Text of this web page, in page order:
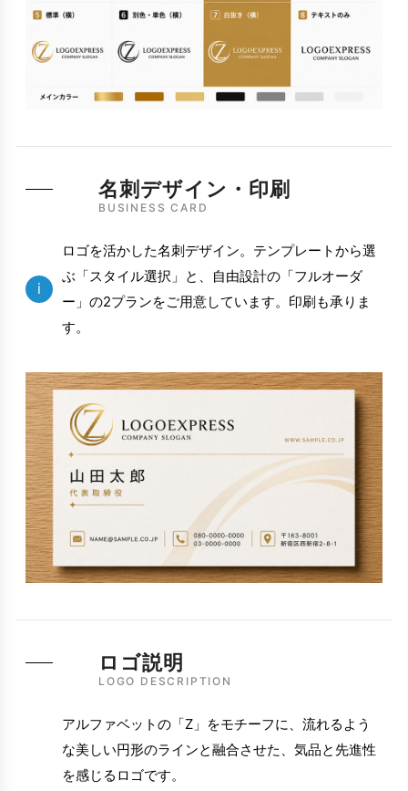
名刺デザイン・印刷
BUSINESS CARD
i
ロゴを活かした名刺デザイン。テンプレートから選
ぶ「スタイル選択」と、自由設計の「フルオーダ
ー」の2プランをご用意しています。印刷も承りま
す。
ロゴ説明
LOGO DESCRIPTION
アルファベットの「Z」をモチーフに、流れるよう
な美しい円形のラインと融合させた、気品と先進性
を感じるロゴです。